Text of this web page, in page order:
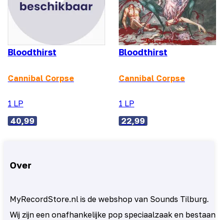
Bloodthirst
Cannibal Corpse
1 LP
40,99
Bloodthirst
Cannibal Corpse
1 LP
22,99
Over
MyRecordStore.nl is de webshop van Sounds Tilburg.
Wij zijn een onafhankelijke pop speciaalzaak en bestaan